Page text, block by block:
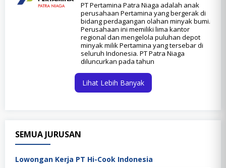
SEMUA JURUSAN
Lowongan Kerja PT Hi-Cook Indonesia
PT Pertamina Patra Niaga adalah anak
perusahaan Pertamina yang bergerak di
bidang perdagangan olahan minyak bumi.
Perusahaan ini memiliki lima kantor
regional dan mengelola puluhan depot
minyak milik Pertamina yang tersebar di
seluruh Indonesia. PT Patra Niaga
diluncurkan pada tahun
Lihat Lebih Banyak